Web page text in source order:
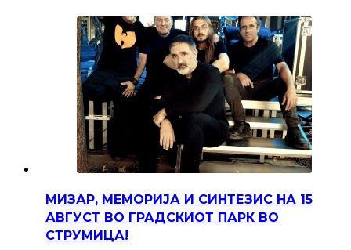
МИЗАР, МЕМОРИЈА И СИНТЕЗИС НА 15
АВГУСТ ВО ГРАДСКИОТ ПАРК ВО
СТРУМИЦА!